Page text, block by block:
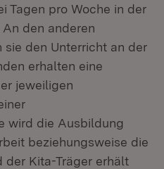
Tagen pro Woche in der
den anderen
sie den Unterricht an der
erhalten eine
jeweiligen
wird die Ausbildung
beziehungsweise die
Kita-Träger erhält